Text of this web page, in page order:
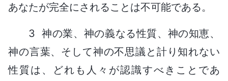
あなたが完全にされることは不可能である。
3 神の業、神の義なる性質、神の知恵、
神の言葉、そして神の不思議と計り知れない
性質は、どれも人々が認識すべきことであ